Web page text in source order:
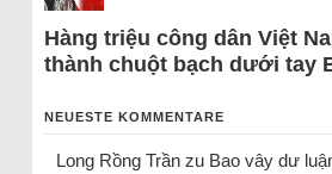
Hàng triệu công dân Việt
thành chuột bạch dưới tay
NEUESTE KOMMENTARE
Long Rồng Trầnzu Bao vây dư